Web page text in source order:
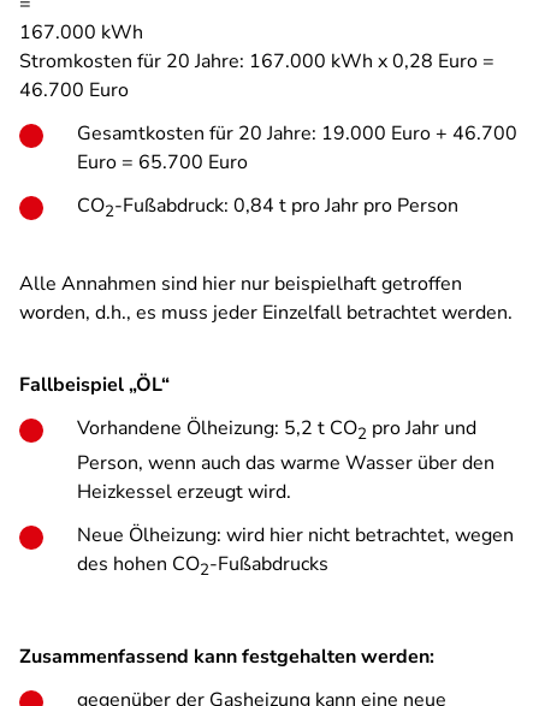
167.000 kWh
Stromkosten für 20 Jahre: 167.000 kWh x 0,28 Euro =
46.700 Euro
Gesamtkosten für 20 Jahre: 19.000 Euro + 46.700
Euro = 65.700 Euro
CO2-Fußabdruck: 0,84 t pro Jahr pro Person
Alle Annahmen sind hier nur beispielhaft getroffen
worden, d.h., es muss jeder Einzelfall betrachtet werden.
Fallbeispiel „ÖL“
Vorhandene Ölheizung: 5,2 t CO2 pro Jahr und
Person, wenn auch das warme Wasser über den
Heizkessel erzeugt wird.
Neue Ölheizung: wird hier nicht betrachtet, wegen
des hohen CO2-Fußabdrucks
Zusammenfassend kann festgehalten werden:
gegenüber der Gasheizung kann eine neue